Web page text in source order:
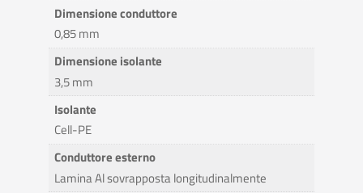
Dimensione conduttore
0,85 mm
Dimensione isolante
3,5 mm
Isolante
Cell-PE
Conduttore esterno
Lamina Al sovrapposta longitudinalmente